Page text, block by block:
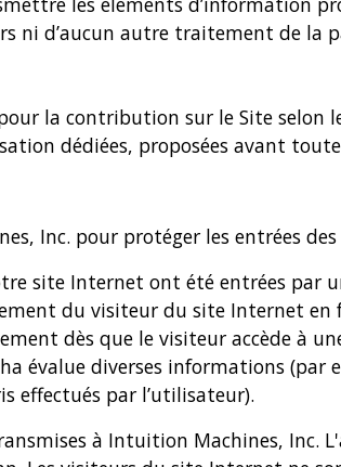
ni d’aucun autre traitement de la
la contribution sur le Site
dédiées, proposées avant
Inc. pour protéger les entrées
site Internet ont été entrées par
du visiteur du site Internet en
dès que le visiteur accède à
évalue diverses informations (par
effectués par l’utilisateur).
à Intuition Machines, Inc.